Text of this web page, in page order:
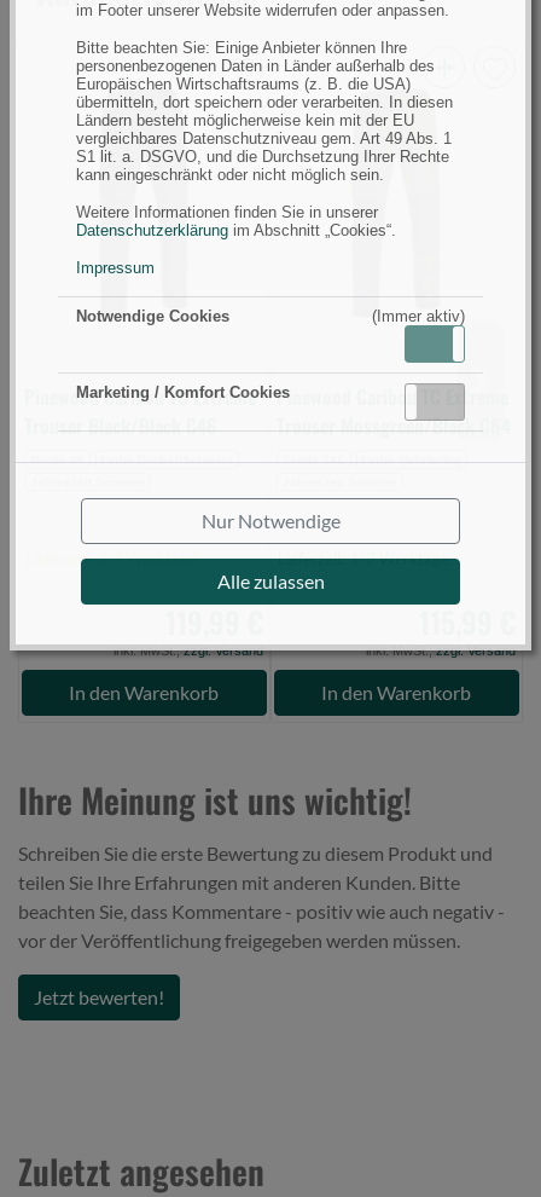
im Footer unserer Website widerrufen oder anpassen.
Bitte beachten Sie: Einige Anbieter können Ihre
personenbezogenen Daten in Länder außerhalb des
Europäischen Wirtschaftsraums (z. B. die USA)
übermitteln, dort speichern oder verarbeiten. In diesen
Ländern besteht möglicherweise kein mit der EU
vergleichbares Datenschutzniveau gem. Art 49 Abs. 1
S1 lit. a. DSGVO, und die Durchsetzung Ihrer Rechte
kann eingeschränkt oder nicht möglich sein.
Weitere Informationen finden Sie in unserer
Datenschutzerklärung im Abschnitt „Cookies“.
Impressum
Notwendige Cookies (Immer aktiv)
Marketing / Komfort Cookies
Nur Notwendige
Alle zulassen
Pinewood
Caribou
Extreme
Trouser
Black/Black
(Bild
Pinewood Caribou TC Extreme
Trouser Black/Black C46
Größe 46
Farbe Dunkel/Schwarz
Lieferzeit: 3-7 Werktage
inkl. MwSt.,zzgl. Versand
In den Warenkorb
Pinewood
Caribou
TC
Extreme
Trouser
Mossgreen/Black
(Bild
Pinewood Caribou TC Extreme
Trouser Mossgreen/Black C64
Größe 5XL
Farbe Mehrfarbig
Lieferzeit: 1-3 Werktage
inkl. MwSt.,zzgl. Versand
In den Warenkorb
Ihre Meinung ist uns wichtig!
Schreiben Sie die erste Bewertung zu diesem Produkt und
teilen Sie Ihre Erfahrungen mit anderen Kunden. Bitte
beachten Sie, dass Kommentare - positiv wie auch negativ -
vor der Veröffentlichung freigegeben werden müssen.
Jetzt bewerten!
Zuletzt angesehen